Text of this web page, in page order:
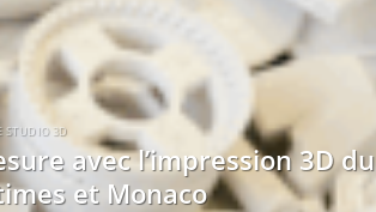
STUDIO 3D
avec l’impression 3D du
et Monaco